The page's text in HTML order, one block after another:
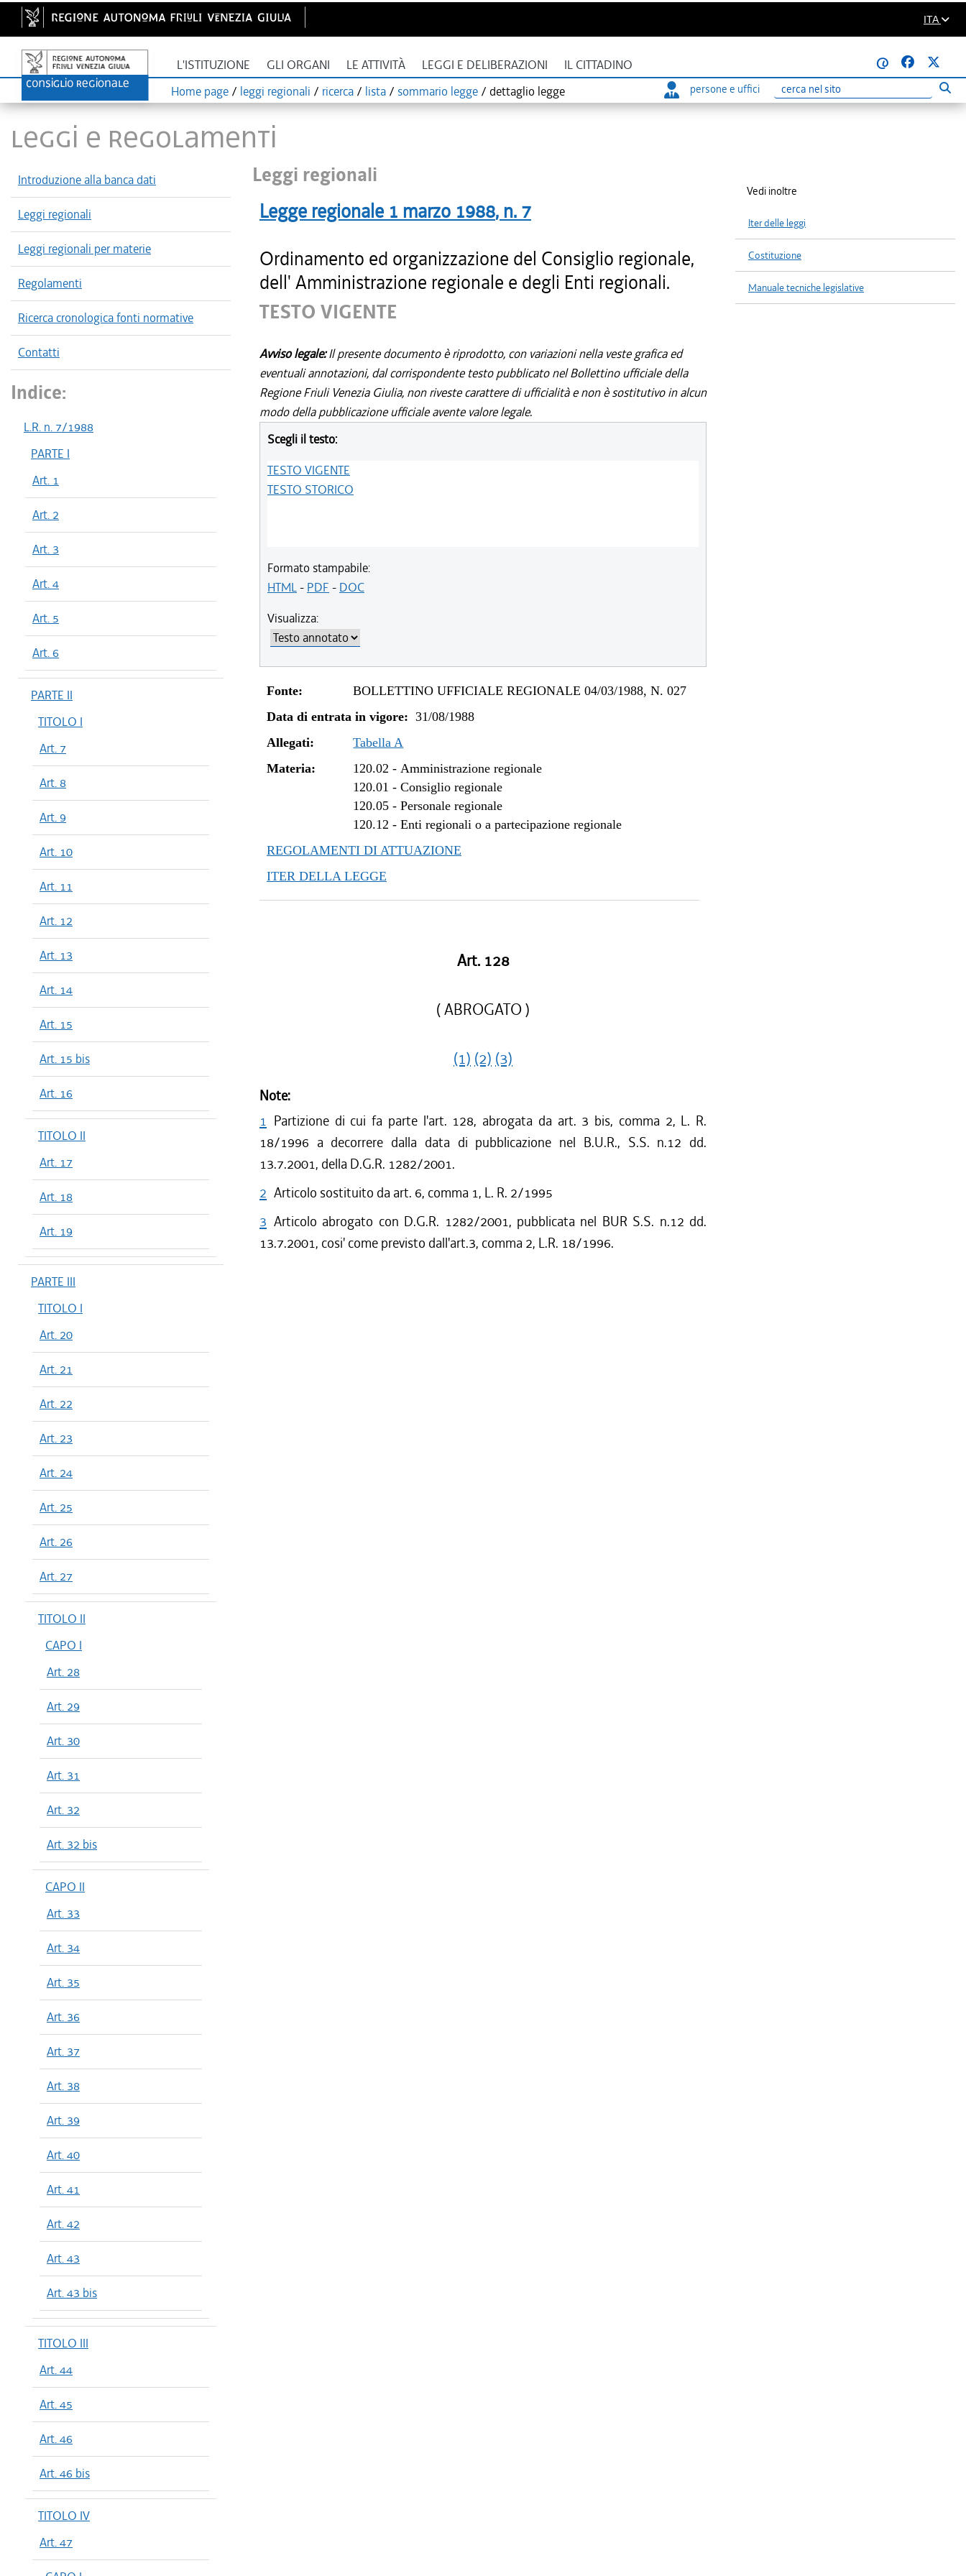
ITA
L'ISTITUZIONE GLI ORGANI LE ATTIVITÀ LEGGI E DELIBERAZIONI IL CITTADINO
@
Home page / leggi regionali / ricerca / lista / sommario legge / dettaglio legge persone e uffici
Ricerca
LEGGI E REGOLAMENTI
Introduzione alla banca dati
Leggi regionali
Leggi regionali per materie
Regolamenti
Ricerca cronologica fonti normative
Contatti
Indice:
L.R. n. 7/1988
PARTE I
Art. 1
Art. 2
Art. 3
Art. 4
Art. 5
Art. 6
PARTE II
TITOLO I
Art. 7
Art. 8
Art. 9
Art. 10
Art. 11
Art. 12
Art. 13
Art. 14
Art. 15
Art. 15 bis
Art. 16
TITOLO II
Art. 17
Art. 18
Art. 19
PARTE III
TITOLO I
Art. 20
Art. 21
Art. 22
Art. 23
Art. 24
Art. 25
Art. 26
Art. 27
TITOLO II
CAPO I
Art. 28
Art. 29
Art. 30
Art. 31
Art. 32
Art. 32 bis
CAPO II
Art. 33
Art. 34
Art. 35
Art. 36
Art. 37
Art. 38
Art. 39
Art. 40
Art. 41
Art. 42
Art. 43
Art. 43 bis
TITOLO III
Art. 44
Art. 45
Art. 46
Art. 46 bis
TITOLO IV
Art. 47
Leggi regionali
Legge regionale 1 marzo 1988, n. 7
Ordinamento ed organizzazione del Consiglio regionale,
dell' Amministrazione regionale e degli Enti regionali.
TESTO VIGENTE
Avviso legale:Il presente documento è riprodotto, con variazioni nella veste grafica ed
eventuali annotazioni, dal corrispondente testo pubblicato nel Bollettino ufficiale della
Regione Friuli Venezia Giulia, non riveste carattere di ufficialità e non è sostitutivo in alcun
modo della pubblicazione ufficiale avente valore legale.
Scegli il testo:
TESTO VIGENTE
TESTO STORICO
Formato stampabile:
HTML- PDF - DOC
Visualizza:
Fonte:
BOLLETTINO UFFICIALE REGIONALE 04/03/1988, N. 027
Data di entrata in vigore: 31/08/1988
Allegati:
Tabella A
Materia:
120.02 -Amministrazione regionale
120.01 -Consiglio regionale
120.05 -Personale regionale
120.12 -Enti regionali o a partecipazione regionale
REGOLAMENTI DI ATTUAZIONE
ITER DELLA LEGGE
Art. 128
( ABROGATO )
(1) (2) (3)
Note:
1 Partizione di cui fa parte l'art. 128, abrogata da art. 3 bis, comma 2, L. R.
18/1996 a decorrere dalla data di pubblicazione nel B.U.R., S.S. n.12 dd.
13.7.2001, della D.G.R. 1282/2001.
2 Articolo sostituito da art. 6, comma 1, L. R. 2/1995
3 Articolo abrogato con D.G.R. 1282/2001, pubblicata nel BUR S.S. n.12 dd.
13.7.2001, cosi' come previsto dall'art.3, comma 2, L.R. 18/1996.
Vedi inoltre
Iter delle leggi
Costituzione
Manuale tecniche legislative